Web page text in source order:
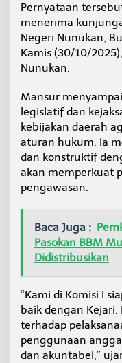
i
f
,
D
P
N
u
u
k
a
n
d
e
n
j
i
Pernyataan
menerima
Negeri Nunukan,
Kamis (30/10/
Nunukan.
Mansur
legislatif dan
kebijakan daerah
aturan hukum. Ia
dan konstruktif
akan memperkuat
pengawasan.
Baca Juga :
Pasokan BBM
Didistribusikan
“Kami di Komisi I
baik dengan
terhadap
penggunaan
dan akuntabel,”